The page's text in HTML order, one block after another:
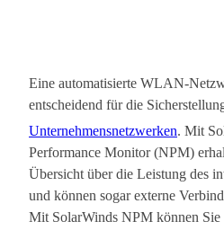
Eine automatisierte WLAN-
entscheidend für die
Unternehmensnetzwerken. Mit
Performance Monitor (NPM)
Übersicht über die Leistung des
und können sogar externe
Mit SolarWinds NPM können Sie